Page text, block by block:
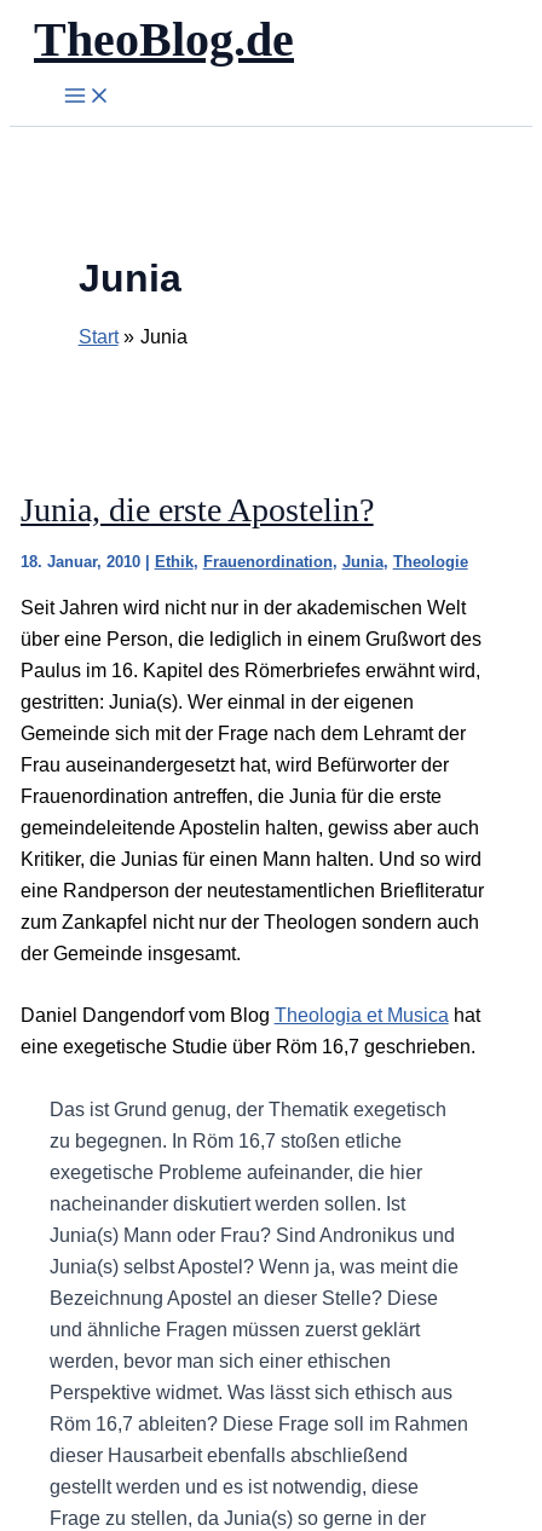
Zum
Inhalt
springen
TheoBlog.de
Junia
Start Junia
Junia, die erste Apostelin?
18. Januar, 2010 | Ethik, Frauenordination, Junia, Theologie
Seit Jahren wird nicht nur in der akademischen Welt
über eine Person, die lediglich in einem Grußwort des
Paulus im 16. Kapitel des Römerbriefes erwähnt wird,
gestritten: Junia(s). Wer einmal in der eigenen
Gemeinde sich mit der Frage nach dem Lehramt der
Frau auseinandergesetzt hat, wird Befürworter der
Frauenordination antreffen, die Junia für die erste
gemeindeleitende Apostelin halten, gewiss aber auch
Kritiker, die Junias für einen Mann halten. Und so wird
eine Randperson der neutestamentlichen Briefliteratur
zum Zankapfel nicht nur der Theologen sondern auch
der Gemeinde insgesamt.
Daniel Dangendorf vom Blog Theologia et Musica hat
eine exegetische Studie über Röm 16,7 geschrieben.
Das ist Grund genug, der Thematik exegetisch
zu begegnen. In Röm 16,7 stoßen etliche
exegetische Probleme aufeinander, die hier
nacheinander diskutiert werden sollen. Ist
Junia(s) Mann oder Frau? Sind Andronikus und
Junia(s) selbst Apostel? Wenn ja, was meint die
Bezeichnung Apostel an dieser Stelle? Diese
und ähnliche Fragen müssen zuerst geklärt
werden, bevor man sich einer ethischen
Perspektive widmet. Was lässt sich ethisch aus
Röm 16,7 ableiten? Diese Frage soll im Rahmen
dieser Hausarbeit ebenfalls abschließend
gestellt werden und es ist notwendig, diese
Frage zu stellen, da Junia(s) so gerne in der